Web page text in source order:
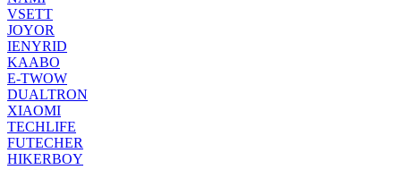
VSETT
JOYOR
IENYRID
KAABO
E-TWOW
DUALTRON
XIAOMI
TECHLIFE
FUTECHER
HIKERBOY